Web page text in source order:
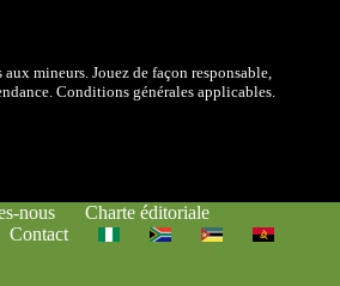
mineurs. Jouez de façon responsable,
Conditions générales applicables.
nous
Charte éditoriale
Contact